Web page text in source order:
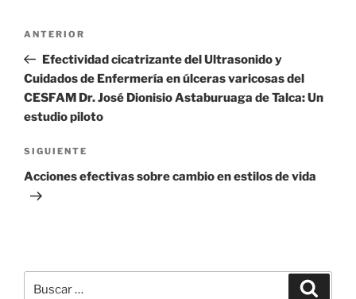
entradas
Entrada
anterior
ANTERIOR
Efectividad cicatrizante del Ultrasonido y
Cuidados de Enfermería en úlceras varicosas del
CESFAM Dr. José Dionisio Astaburuaga de Talca: Un
estudio piloto
Siguiente
entrada
SIGUIENTE
Acciones efectivas sobre cambio en estilos de vida